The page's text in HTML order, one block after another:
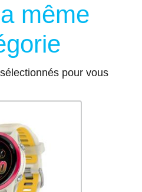
même
pour vous